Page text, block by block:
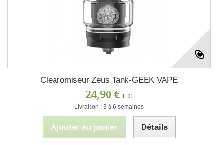
Clearomiseur Zeus Tank-GEEK VAPE
24,90 € TTC
Livraison : 3 à 6 semaines
Ajouter au panier Détails